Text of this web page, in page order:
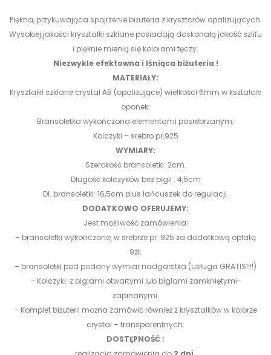
Piękna, przykuwająca spojrzenie biżuteria z kryształów opalizujących.
Wysokiej jakości kryształki szklane posiadają doskonałą jakość szlifu
i pięknie mienią się kolorami tęczy.
Niezwykle efektowna i lśniąca biżuteria !
MATERIAŁY:
Kryształki szklane crystal AB (opalizujące) wielkości 6mm w kształcie
oponek.
Bransoletka wykończona elementami posrebrzanym;
Kolczyki – srebro pr.925
WYMIARY:
Szerokość bransoletki: 2cm.
Długość kolczyków bez bigli : 4,5cm
Dł. bransoletki: 16,5cm plus łańcuszek do regulacji.
DODATKOWO OFERUJEMY:
Jest możliwość zamówienia:
– bransoletki wykończonej w srebrze pr. 925 za dodatkową opłatą
9zł;
– bransoletki pod podany wymiar nadgarstka (usługa GRATIS!!!!)
– Kolczyki: z biglami otwartymi lub biglami zamkniętymi-
zapinanymi.
– Komplet biżuterii można zamówić również z kryształków w kolorze
crystal – transparentnych.
DOSTĘPNOŚĆ :